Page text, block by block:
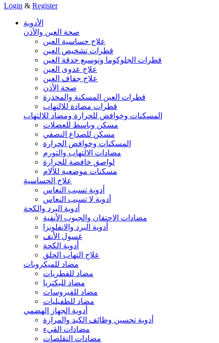
Login & Register
الأدوية
صحة العين والأذن
علاج حساسية العين
قطرات تشخيص العين
قطرات الجلوكوما وتوسيع حدقة العين
علاج عدوى العين
علاج جفاف العين
صحة الأذن
قطرات العين المسكنة والمخدرة
قطرات مضادة للالتهاب
المسكنات وخوافض للحرارة ومضاد للالتهاب
مسكن وباسط للعضلات
مسكن للصداع النصفي
المسكنات وخوافض الحرارة
مضادات الالتهاب والتورم
لواصق خافضة للحرارة
مسكنات موضعية للآلام
علاج الحساسية
أدوية تسبب النعاس
أدوية لا تسبب النعاس
أدوية البرد والكحة
مضادات الاحتقان والجيوب الأنفية
أدوية البرد والانفلونزا
غسول الأنف
أدوية الكحة
علاج التهاب الحلق
مضاد للميكروبات
مضاد للفطريات
مضاد للبكتريا
مضاد للفيروسات
مضاد للطفيليات
أدوية الجهاز الهضمي
أدوية تحسين وظائف الكبد والمرارة
مضادات القيء
مضادات التقلصات